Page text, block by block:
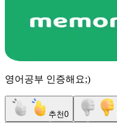
영어공부 인증해요;)
추천0